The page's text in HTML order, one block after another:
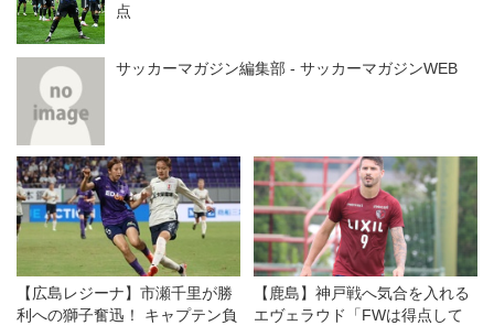
点
サッカーマガジン編集部 - サッカーマガジンWEB
【広島レジーナ】市瀬千里が勝
利への獅子奮迅！ キャプテン負
【鹿島】神戸戦へ気合を入れる
エヴェラウド「FWは得点して